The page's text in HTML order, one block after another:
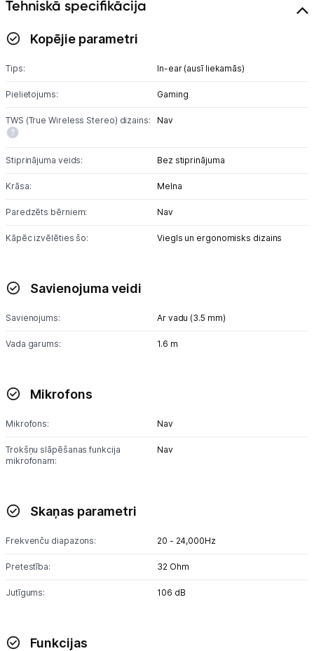
Piegāde un apmaksa
Kontakti
Tehniskā specifikācija
Kopējie parametri
Tips: In-ear (ausī liekamās)
Pielietojums: Gaming
TWS (True Wireless Stereo) dizains: Nav
Stiprinājuma veids: Bez stiprinājuma
Krāsa: Melna
Paredzēts bērniem: Nav
Kāpēc izvēlēties šo: Viegls un ergonomisks dizains
Savienojuma veidi
Savienojums: Ar vadu (3.5 mm)
Vada garums: 1.6 m
Mikrofons
Mikrofons: Nav
Trokšņu slāpēšanas funkcija
mikrofonam:
Nav
Skaņas parametri
Frekvenču diapazons: 20 - 24,000Hz
Pretestība: 32 Ohm
Jutīgums: 106 dB
Funkcijas